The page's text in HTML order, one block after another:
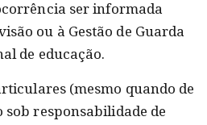
ser informada
ou à Gestão de Guarda
de educação.
(mesmo quando de
responsabilidade de